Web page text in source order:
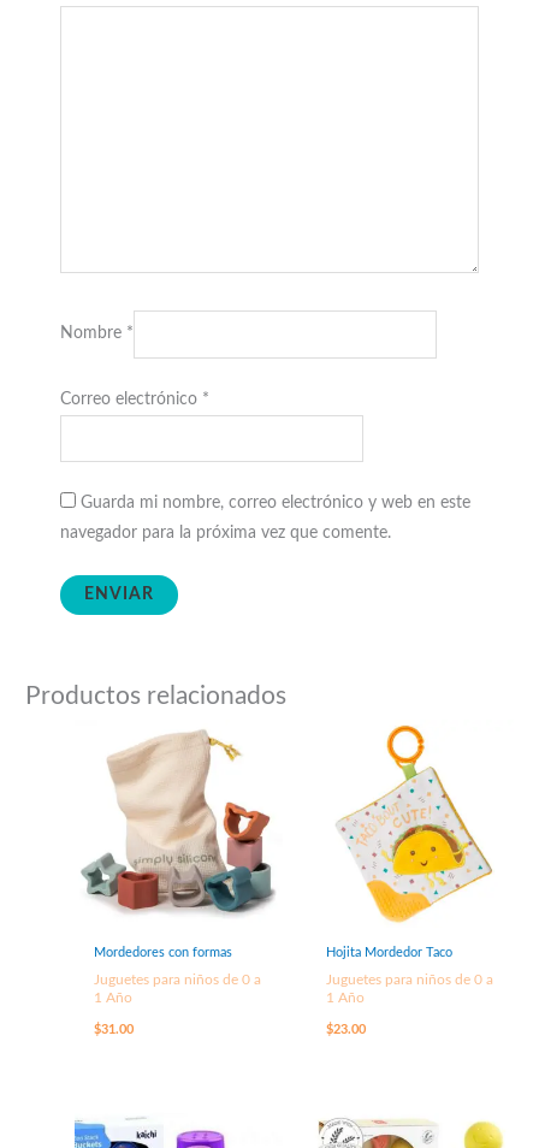
Nombre *
Correo electrónico *
Guarda mi nombre, correo electrónico y web en este
navegador para la próxima vez que comente.
Productos relacionados
Mordedores con formas
Juguetes para niños de 0 a
1 Año
$31.00
Hojita Mordedor Taco
Juguetes para niños de 0 a
1 Año
$23.00